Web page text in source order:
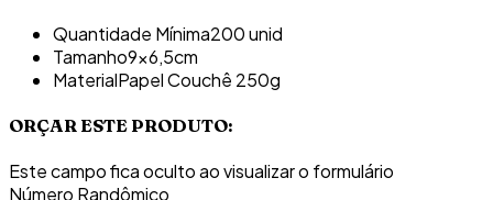
Quantidade Mínima200 unid
Tamanho9x6,5cm
MaterialPapel Couchê 250g
ORÇAR ESTE PRODUTO:
Este campo fica oculto ao visualizar o formulário
Número Randômico